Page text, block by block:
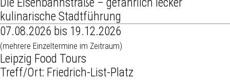
Die Eisenbahnstraße – gefährlich lecker
kulinarische Stadtführung
07.08.2026 bis 19.12.2026
(mehrere Einzeltermine im Zeitraum)
Leipzig Food Tours
Treff/Ort: Friedrich-List-Platz